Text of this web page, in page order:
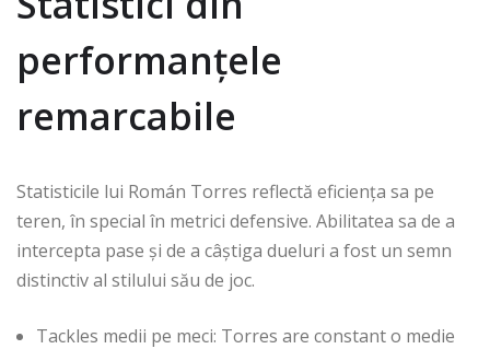
performanțele
remarcabile
Statisticile lui Román Torres reflectă eficiența sa pe
teren, în special în metrici defensive. Abilitatea sa de a
intercepta pase și de a câștiga dueluri a fost un semn
distinctiv al stilului său de joc.
Tackles medii pe meci: Torres are constant o medie